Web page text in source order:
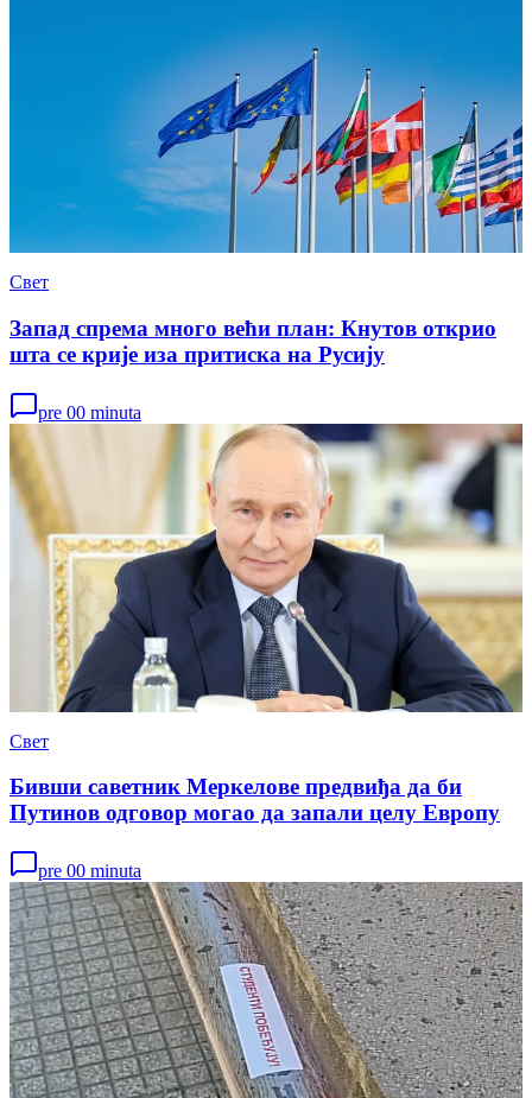
Свет
Запад спрема много већи план: Кнутов открио
шта се крије иза притиска на Русију
pre 00 minuta
Свет
Бивши саветник Меркелове предвиђа да би
Путинов одговор могао да запали целу Европу
pre 00 minuta